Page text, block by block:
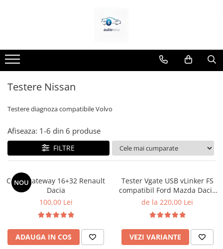
Interfete diagnoza
Testere VAG ( VW, Audi, Seat,
Testere BMW
Testere Dacia si Renault
Testere Fiat/Alfa Romeo
Testere Opel
Testere Nissan
Testere Toyota
Testere Tesla
Testere Volvo
Testere multimarca
Testere Nissan
Testere diagnoza compatibile Volvo
Afiseaza: 1-6 din 6 produse
FILTRE
NOU
Cablu gateway 16+32 Renault
Dacia
100,00 Lei
ADAUGA IN COS
Tester Vgate USB vLinker FS
compatibil Ford Mazda Dacia
Renault VAG RenoLink
de la 220,00 Lei
VEZI VARIANTE